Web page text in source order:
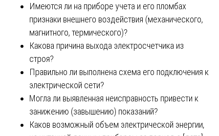
Имеются ли на приборе учета и его пломбах
признаки внешнего воздействия (механического,
магнитного, термического)?
Какова причина выхода электросчетчика из
строя?
Правильно ли выполнена схема его подключения к
электрической сети?
Могла ли выявленная неисправность привести к
занижению (завышению) показаний?
Каков возможный объем электрической энергии,